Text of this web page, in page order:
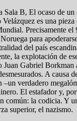
Sala B, El ocaso de un
es una pieza
Precisamente el
para
del país
la explotación de
Juan Gabriel Borkman
A causa
verdadero
El estafador y,
común: la codicia. Y
superior, el nazismo.